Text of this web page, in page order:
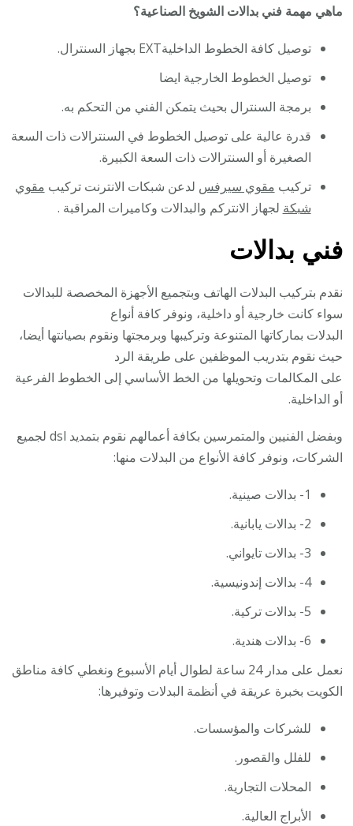
ماهي مهمة فني بدالات الشويخ الصناعية؟
توصيل كافة الخطوط الداخليةEXT بجهاز السنترال.
توصيل الخطوط الخارجية ايضا
برمجة السنترال بحيث يتمكن الفني من التحكم به.
قدرة عالية على توصيل الخطوط في السنترالات ذات السعة
الصغيرة أو السنترالات ذات السعة الكبيرة.
تركيب مقوي سيرفس لدعن شبكات الانترنت تركيب مقوي
شبكة لجهاز الانتركم والبدالات وكاميرات المراقبة .
فني بدالات
نقدم بتركيب البدلات الهاتف وبتجميع الأجهزة المخصصة للبدالات
سواء كانت خارجية أو داخلية، ونوفر كافة أنواع
البدلات بماركاتها المتنوعة وتركيبها وبرمجتها ونقوم بصيانتها أيضا،
حيث نقوم بتدريب الموظفين على طريقة الرد
على المكالمات وتحويلها من الخط الأساسي إلى الخطوط الفرعية
أو الداخلية.
وبفضل الفنيين والمتمرسين بكافة أعمالهم نقوم بتمديد dsl لجميع
الشركات، ونوفر كافة الأنواع من البدلات منها:
1- بدالات صينية.
2- بدالات يابانية.
3- بدالات تايواني.
4- بدالات إندونيسية.
5- بدالات تركية.
6- بدالات هندية.
نعمل على مدار 24 ساعة لطوال أيام الأسبوع ونغطي كافة مناطق
الكويت بخبرة عريقة في أنظمة البدلات وتوفيرها:
للشركات والمؤسسات.
للفلل والقصور.
المحلات التجارية.
الأبراج العالية.